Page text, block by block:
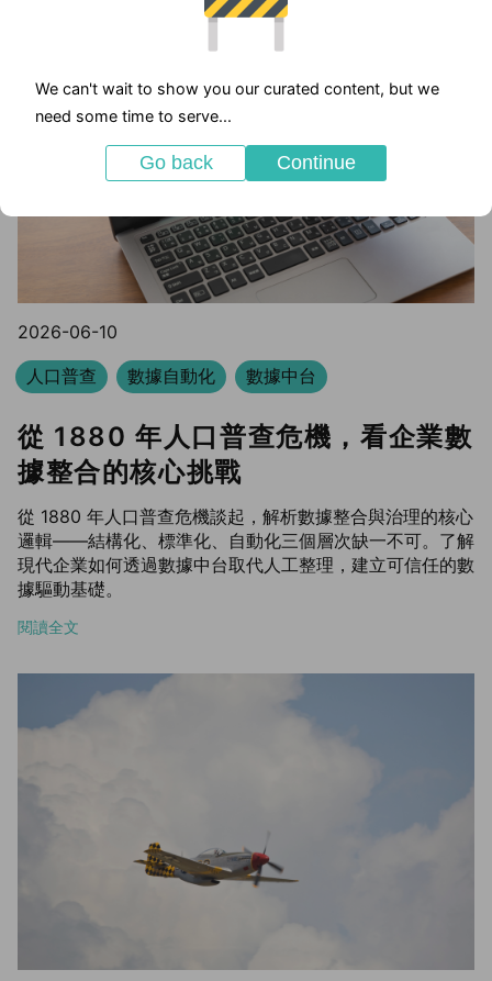
2026-06-10
人口普查
數據自動化 數據中台
從 1880 年人口普查危機，看企業數
據整合的核心挑戰
從 1880 年人口普查危機談起，解析數據整合與治理的核心
邏輯——結構化、標準化、自動化三個層次缺一不可。了解
現代企業如何透過數據中台取代人工整理，建立可信任的數
據驅動基礎。
閱讀全文
We can't wait to show you our curated content, but we
need some time to serve...
Go back Continue